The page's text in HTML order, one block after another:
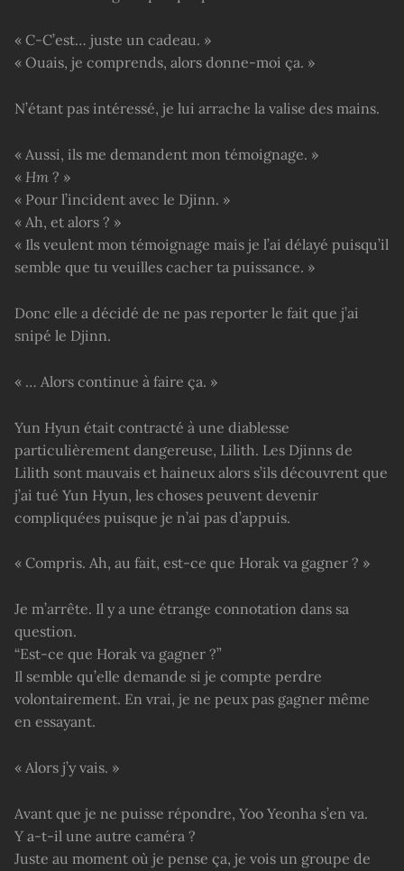
« C-C’est… juste un cadeau. »
« Ouais, je comprends, alors donne-moi ça. »
N’étant pas intéressé, je lui arrache la valise des mains.
« Aussi, ils me demandent mon témoignage. »
« Hm ? »
« Pour l’incident avec le Djinn. »
« Ah, et alors ? »
« Ils veulent mon témoignage mais je l’ai délayé puisqu’il
semble que tu veuilles cacher ta puissance. »
Donc elle a décidé de ne pas reporter le fait que j’ai
snipé le Djinn.
« … Alors continue à faire ça. »
Yun Hyun était contracté à une diablesse
particulièrement dangereuse, Lilith. Les Djinns de
Lilith sont mauvais et haineux alors s’ils découvrent que
j’ai tué Yun Hyun, les choses peuvent devenir
compliquées puisque je n’ai pas d’appuis.
« Compris. Ah, au fait, est-ce que Horak va gagner ? »
Je m’arrête. Il y a une étrange connotation dans sa
question.
“Est-ce que Horak va gagner ?”
Il semble qu’elle demande si je compte perdre
volontairement. En vrai, je ne peux pas gagner même
en essayant.
« Alors j’y vais. »
Avant que je ne puisse répondre, Yoo Yeonha s’en va.
Y a-t-il une autre caméra ?
Juste au moment où je pense ça, je vois un groupe de